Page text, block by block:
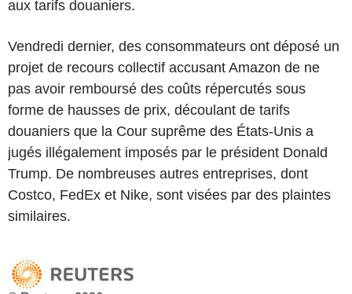
aux tarifs douaniers.
Vendredi dernier, des consommateurs ont déposé un
projet de recours collectif accusant Amazon de ne
pas avoir remboursé des coûts répercutés sous
forme de hausses de prix, découlant de tarifs
douaniers que la Cour suprême des États-Unis a
jugés illégalement imposés par le président Donald
Trump. De nombreuses autres entreprises, dont
Costco, FedEx et Nike, sont visées par des plaintes
similaires.